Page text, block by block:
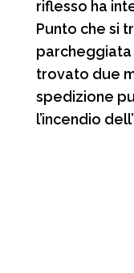
riflesso ha
Punto che si
parcheggiata
trovato due
spedizione
l’incendio